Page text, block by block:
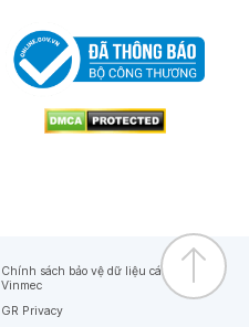
Chính sách bảo vệ dữ liệu cá nhân của
Vinmec
GR Privacy